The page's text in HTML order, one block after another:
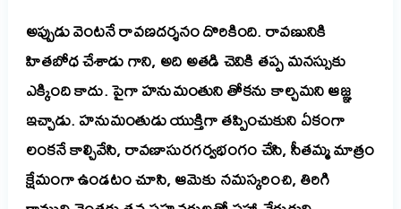
అప్పుడు వెంటనే రావణదర్శనం దొరికింది. రావణునికి
హితబోధ చేశాడు గాని, అది అతడి చెవికి తప్ప మనస్సుకు
ఎక్కింది కాదు. పైగా హనుమంతుని తోకను కాల్చమని ఆజ్ఞ
ఇచ్చాడు. హనుమంతుడు యుక్తిగా తప్పించుకుని ఏకంగా
లంకనే కాల్చివేసి, రావణాసురగర్వభంగం చేసి, సీతమ్మ మాత్రం
క్షేమంగా ఉండటం చూసి, ఆమెకు నమస్కరించి, తిరిగి